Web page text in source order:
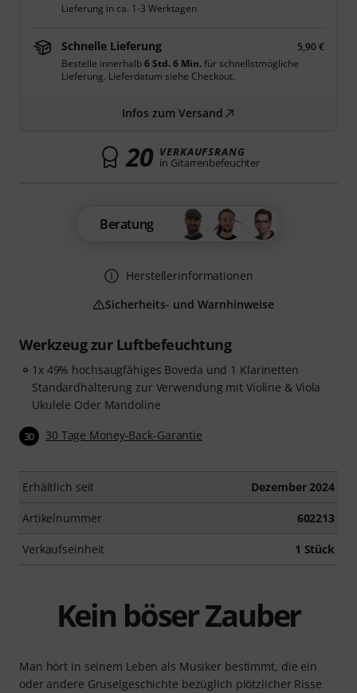
Werkzeug zur Luftbefeuchtung
1x 49% hochsaugfähiges Boveda und 1 Klarinetten
Standardhalterung zur Verwendung mit Violine & Viola
Ukulele Oder Mandoline
30 30 Tage Money-Back-Garantie
Erhältlich seit Dezember 2024
Artikelnummer 602213
Verkaufseinheit 1 Stück
Lieferung in ca. 1-3 Werktagen
Schnelle Lieferung
5,90 €
Bestelle innerhalb6 Std. 5 Min.für schnellstmögliche
Lieferung. Lieferdatum siehe Checkout.
Infos zum Versand
20 VERKAUFSRANG
in Gitarrenbefeuchter
Beratung
Herstellerinformationen
Sicherheits- und Warnhinweise
Kein böser Zauber
Man hört in seinem Leben als Musiker bestimmt, die ein
oder andere Gruselgeschichte bezüglich plötzlicher Risse